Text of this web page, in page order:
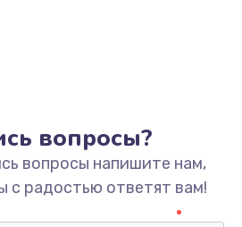
вопросы?
вопросы напишите нам,
с радостью ответят вам!